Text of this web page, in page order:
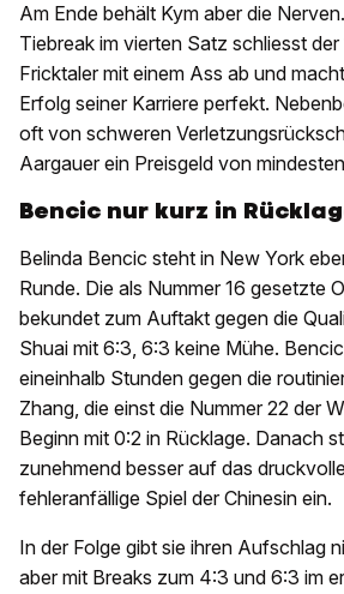
Am Ende behält Kym aber die
Tiebreak im vierten Satz schliesst
Fricktaler mit einem Ass ab und
Erfolg seiner Karriere perfekt.
oft von schweren
Aargauer ein Preisgeld von
Bencic nur kurz in
Belinda Bencic steht in New York
Runde. Die als Nummer 16 gesetzte
bekundet zum Auftakt gegen die
Shuai mit 6:3, 6:3 keine Mühe.
eineinhalb Stunden gegen die
Zhang, die einst die Nummer 22 der
Beginn mit 0:2 in Rücklage. Danach
zunehmend besser auf das
fehleranfällige Spiel der Chinesin ein.
In der Folge gibt sie ihren Aufschlag
aber mit Breaks zum 4:3 und 6:3 im